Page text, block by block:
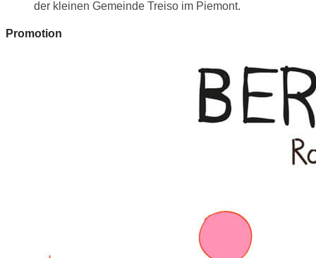
der kleinen Gemeinde Treiso im Piemont.
Promotion